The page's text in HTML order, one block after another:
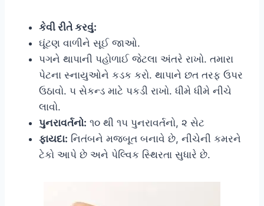
કેવી રીતે કરવું:
ઘૂંટણ વાળીને સૂઈ જાઓ.
પગને થાપાની પહોળાઈ જેટલા અંતરે રાખો. તમારા
પેટના સ્નાયુઓને કડક કરો. થાપાને છત તરફ ઉપર
ઉઠાવો. ૫ સેકન્ડ માટે પકડી રાખો. ધીમે ધીમે નીચે
લાવો.
પુનરાવર્તનો: ૧૦ થી ૧૫ પુનરાવર્તનો, ૨ સેટ
ફાયદા: નિતંબને મજબૂત બનાવે છે, નીચેની કમરને
ટેકો આપે છે અને પેલ્વિક સ્થિરતા સુધારે છે.